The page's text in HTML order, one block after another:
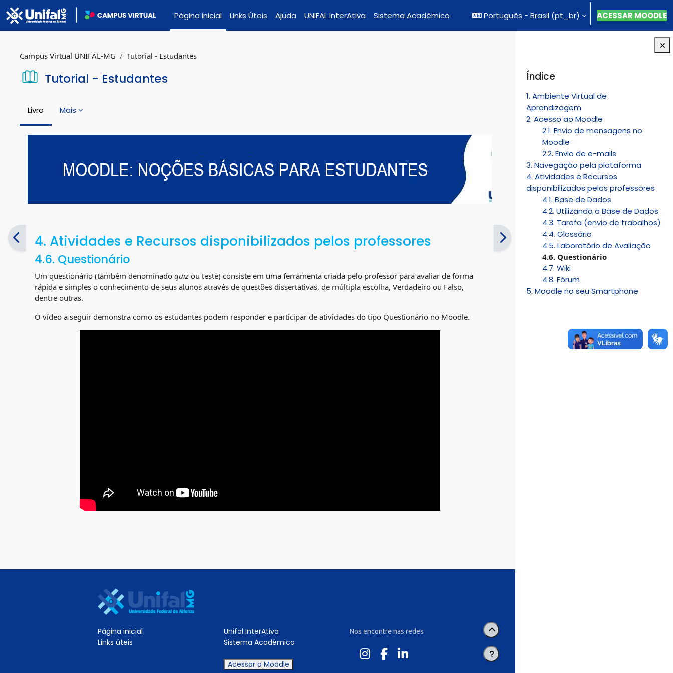
Ir para o conteúdo principal
Página inicial
Links Úteis Ajuda UNIFAL InterAtiva Sistema Acadêmico Português - Brasil ‎(pt_br)‎ ACESSAR MOODLE
Blocos
Pular Índice
Índice
1. Ambiente Virtual de
Aprendizagem
2. Acesso ao Moodle
2.1. Envio de mensagens no
Moodle
2.2. Envio de e-mails
3. Navegação pela plataforma
4. Atividades e Recursos
disponibilizados pelos professores
4.1. Base de Dados
4.2. Utilizando a Base de Dados
4.3. Tarefa (envio de trabalhos)
4.4. Glossário
4.5. Laboratório de Avaliação
4.6. Questionário
4.7. Wiki
4.8. Fórum
5. Moodle no seu Smartphone
Campus Virtual UNIFAL-MG Tutorial - Estudantes
Tutorial - Estudantes
Livro Mais
4. Atividades e Recursos disponibilizados pelos professores
4.6. Questionário
Um questionário (também denominado quiz ou teste) consiste em uma ferramenta criada pelo professor para avaliar de forma
rápida e simples o conhecimento de seus alunos através de questões dissertativas, de múltipla escolha, Verdadeiro ou Falso,
dentre outras.
O vídeo a seguir demonstra como os estudantes podem responder e participar de atividades do tipo Questionário no Moodle.
Página inicial
Links úteis
Unifal InterAtiva
Sistema Acadêmico
Acessar o Moodle
Nos encontre nas redes